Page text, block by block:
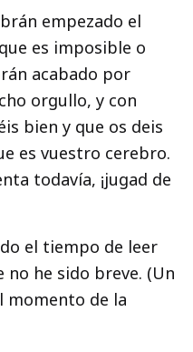
empezado el
es imposible o
acabado por
orgullo, y con
bien y que os deis
es vuestro cerebro.
todavía, ¡jugad de
el tiempo de leer
no he sido breve. (Un
momento de la